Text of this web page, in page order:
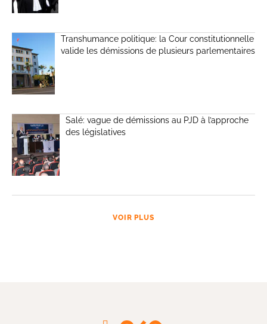
Transhumance politique: la Cour constitutionnelle
valide les démissions de plusieurs parlementaires
Salé: vague de démissions au PJD à l’approche
des législatives
VOIR PLUS